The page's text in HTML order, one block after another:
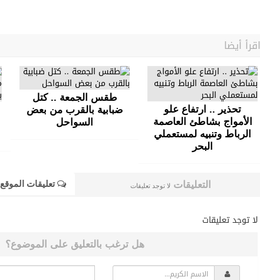
اقرأ أيضا
تحذير .. ارتفاع علو
الأمواج بشاطئ العاصمة
الرباط وتنبيه لمستعملي
البحر
طقس الجمعة .. كتل
ضبابية بالقرب من بعض
السواحل
التعليقات لا توجد تعليقات تعليقات الموقع
لا توجد تعليقات
هل ترغب بالتعليق على الموضوع؟